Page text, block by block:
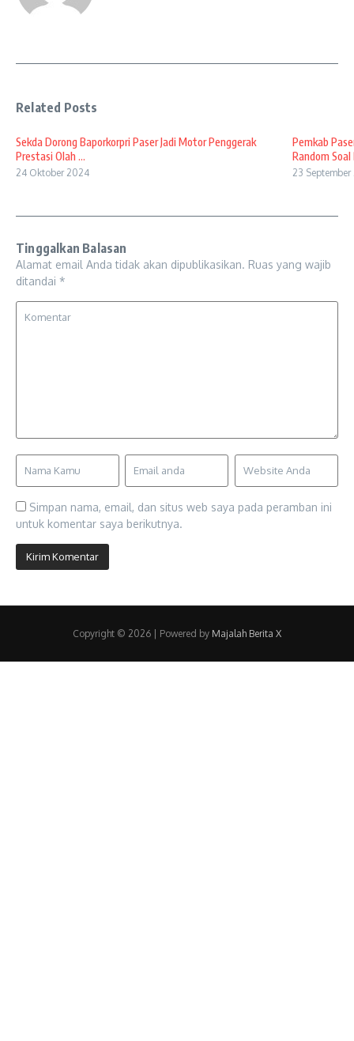
Related Posts
Sekda Dorong Baporkorpri Paser Jadi Motor Penggerak
Prestasi Olah ...
24 Oktober 2024
Pemkab
Random Soal
23
Tinggalkan Balasan
Alamat email Anda tidak akan dipublikasikan. Ruas yang wajib
ditandai *
Simpan nama, email, dan situs web saya pada peramban ini
untuk komentar saya berikutnya.
Copyright © 2026 | Powered by Majalah Berita X